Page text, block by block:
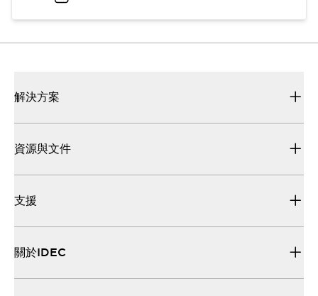
解決方案
資源與文件
支援
關於IDEC